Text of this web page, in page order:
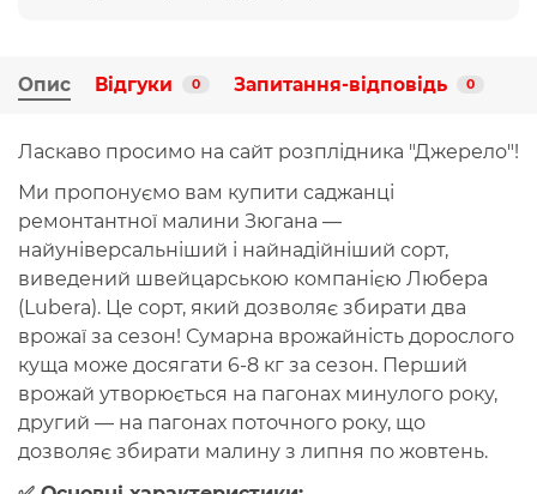
Опис Відгуки 0 Запитання-відповідь 0
Ласкаво просимо на сайт розплідника "Джерело"!
Ми пропонуємо вам купити саджанці
ремонтантної малини Зюгана —
найуніверсальніший і найнадійніший сорт,
виведений швейцарською компанією Любера
(Lubera). Це сорт, який дозволяє збирати два
врожаї за сезон! Сумарна врожайність дорослого
куща може досягати 6-8 кг за сезон. Перший
врожай утворюється на пагонах минулого року,
другий — на пагонах поточного року, що
дозволяє збирати малину з липня по жовтень.